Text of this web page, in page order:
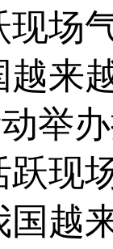
现场
越来
举
跃现
越